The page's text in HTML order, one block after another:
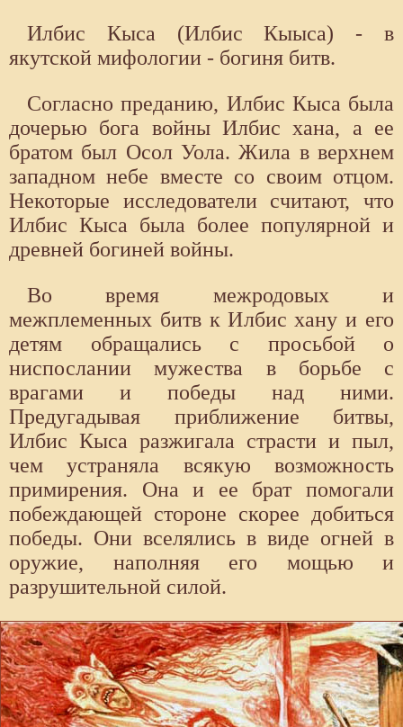
Илбис Кыса (Илбис Кыыса) - в
якутской мифологии - богиня битв.
Согласно преданию, Илбис Кыса была
дочерью бога войны Илбис хана, а ее
братом был Осол Уола. Жила в верхнем
западном небе вместе со своим отцом.
Некоторые исследователи считают, что
Илбис Кыса была более популярной и
древней богиней войны.
Во время межродовых и
межплеменных битв к Илбис хану и его
детям обращались с просьбой о
ниспослании мужества в борьбе с
врагами и победы над ними.
Предугадывая приближение битвы,
Илбис Кыса разжигала страсти и пыл,
чем устраняла всякую возможность
примирения. Она и ее брат помогали
побеждающей стороне скорее добиться
победы. Они вселялись в виде огней в
оружие, наполняя его мощью и
разрушительной силой.